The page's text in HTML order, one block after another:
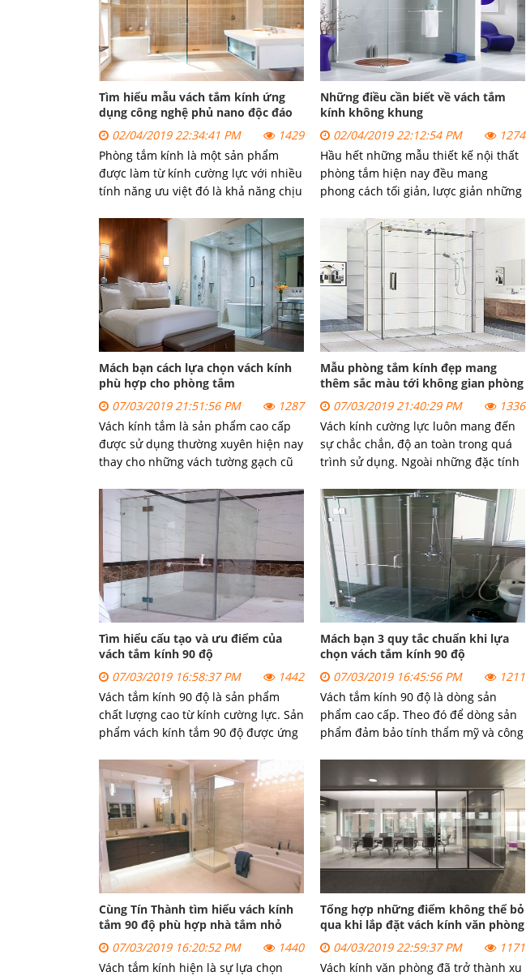
Tìm hiểu mẫu vách tắm kính ứng
dụng công nghệ phủ nano độc đáo
02/04/2019 22:34:41 PM
1429
Phòng tắm kính là một sản phẩm
được làm từ kính cường lực với nhiều
tính năng ưu việt đó là khả năng chịu
sau một thời gian sử dụng thì trên bề
mặt kính phòng tắm kính xuất hiện
nhiều vết bẩn hay vết ố vàng. Đây
chính là vấn đề mà người ta cho ra
đời công nghệ nano, phủ lên mặt
kính giúp cho kính luôn sạch đẹp và
sáng bóng. Nhờ một loại chất phủ
mới bằng titan dioxide, phòng tắm
kính trong tương lai sẽ luôn sạch
bóng, không cần tới bàn tay quét dọn
của con người.
Những điều cần biết về vách tắm
kính không khung
02/04/2019 22:12:54 PM
1274
Hầu hết những mẫu thiết kế nội thất
phòng tắm hiện nay đều mang
phong cách tối giản, lược giản những
Mách bạn cách lựa chọn vách kính
phù hợp cho phòng tắm
07/03/2019 21:51:56 PM
1287
Vách kính tắm là sản phẩm cao cấp
được sử dụng thường xuyên hiện nay
thay cho những vách tường gạch cũ
thoáng đãng cũng như vẻ đẹp sang
trọng trong không gian phòng tắm
Mẫu phòng tắm kính đẹp mang
thêm sắc màu tới không gian phòng
tắm07/03/2019 21:40:29 PM
1336
Vách kính cường lực luôn mang đến
sự chắc chắn, độ an toàn trong quá
trình sử dụng. Ngoài những đặc tính
vào việc phát triển vẻ ngoài của một
tấm kính nhằm tăng mức độ sang
trọng của nó lên
Tìm hiểu cấu tạo và ưu điểm của
vách tắm kính 90 độ
07/03/2019 16:58:37 PM
1442
Vách tắm kính 90 độ là sản phẩm
chất lượng cao từ kính cường lực. Sản
phẩm vách kính tắm 90 độ được ứng
cư có không gian phòng tắm hạn chế
với nhiều ưu điểm vượt trội.
Mách bạn 3 quy tắc chuẩn khi lựa
chọn vách tắm kính 90 độ
07/03/2019 16:45:56 PM
1211
Vách tắm kính 90 độ là dòng sản
phẩm cao cấp. Theo đó để dòng sản
phẩm đảm bảo tính thẩm mỹ và công
vách kính.
Cùng Tín Thành tìm hiểu vách kính
tắm 90 độ phù hợp nhà tắm nhỏ
07/03/2019 16:20:52 PM
1440
Vách tắm kính hiện là sự lựa chọn
Tổng hợp những điểm không thể bỏ
qua khi lắp đặt vách kính văn phòng
04/03/2019 22:59:37 PM
1171
Vách kính văn phòng đã trở thành xu